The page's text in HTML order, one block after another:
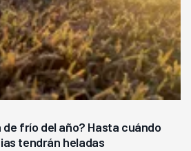
de frío del año? Hasta cuándo
tendrán heladas